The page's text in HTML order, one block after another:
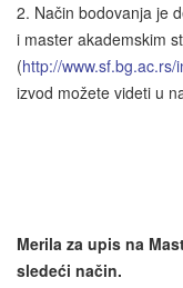
2. Način bodovanja je
i master akademskim
(http://
izvod možete videti u
Merila za upis na
sledeći način.